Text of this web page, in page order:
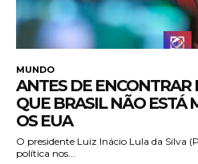
MUNDO
ANTES DE
QUE BRASIL NÃO ESTÁ
OS EUA
O presidente Luiz Inácio Lula da Silva
política nos...